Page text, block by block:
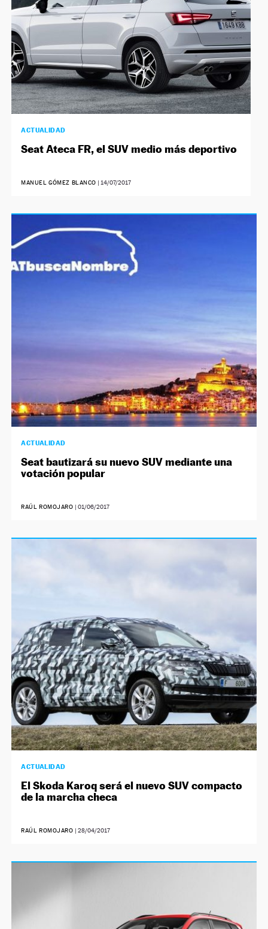
ACTUALIDAD
Seat Ateca FR, el SUV medio más deportivo
MANUEL GÓMEZ BLANCO | 14/07/2017
ACTUALIDAD
Seat bautizará su nuevo SUV mediante una
votación popular
RAÚL ROMOJARO | 01/06/2017
ACTUALIDAD
El Skoda Karoq será el nuevo SUV compacto
de la marcha checa
RAÚL ROMOJARO | 28/04/2017